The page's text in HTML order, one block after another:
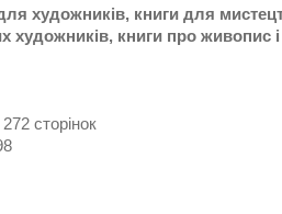
художників, книги для
художників, книги про живопис
сторінок